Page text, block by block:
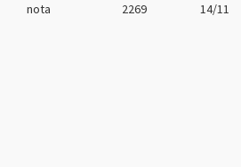
nota 2269 14/11